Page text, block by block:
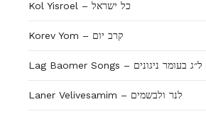
Kol Yisroel – כל ישראל
Korev Yom – קרב יום
Lag Baomer Songs – ל״ג בעומר ניגונים
Laner Velivesamim – לנר ולבשמים